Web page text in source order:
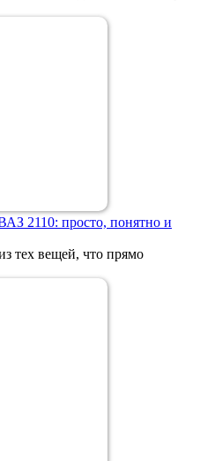
2110: просто, понятно и
тех вещей, что прямо